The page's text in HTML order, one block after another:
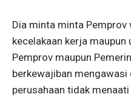
Dia minta minta Pemprov
kecelakaan kerja maupun
Pemprov maupun
berkewajiban
perusahaan tidak